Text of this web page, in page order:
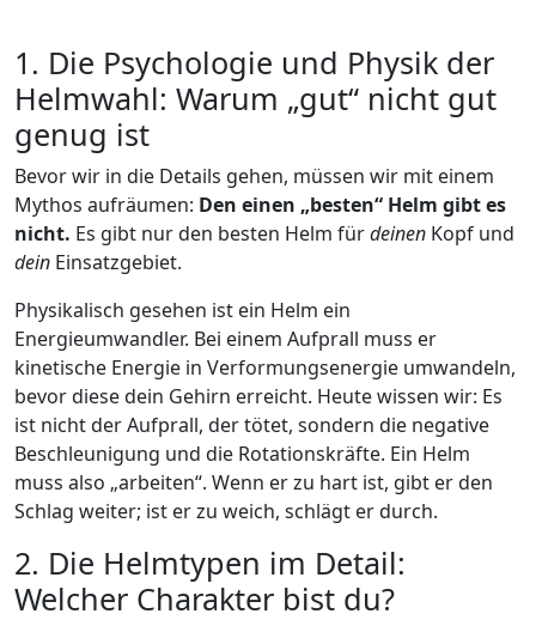
1. Die Psychologie und Physik der
Helmwahl: Warum „gut“ nicht gut
genug ist
Bevor wir in die Details gehen, müssen wir mit einem
Mythos aufräumen: Den einen „besten“ Helm gibt es
nicht. Es gibt nur den besten Helm fürdeinen Kopf und
dein Einsatzgebiet.
Physikalisch gesehen ist ein Helm ein
Energieumwandler. Bei einem Aufprall muss er
kinetische Energie in Verformungsenergie umwandeln,
bevor diese dein Gehirn erreicht. Heute wissen wir: Es
ist nicht der Aufprall, der tötet, sondern die negative
Beschleunigung und die Rotationskräfte. Ein Helm
muss also „arbeiten“. Wenn er zu hart ist, gibt er den
Schlag weiter; ist er zu weich, schlägt er durch.
2. Die Helmtypen im Detail:
Welcher Charakter bist du?